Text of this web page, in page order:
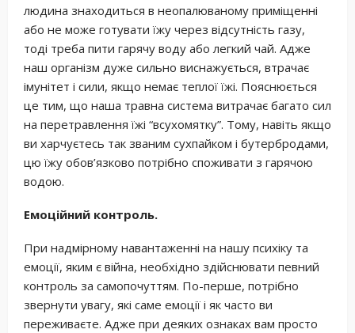
людина знаходиться в неопалюваному приміщенні
або не може готувати їжу через відсутність газу,
тоді треба пити гарячу воду або легкий чай. Адже
наш організм дуже сильно виснажується, втрачає
імунітет і сили, якщо немає теплої їжі. Пояснюється
це тим, що наша травна система витрачає багато сил
на перетравлення їжі “всухомятку”. Тому, навіть якщо
ви харчуєтесь так званим сухпайком і бутербродами,
цю їжу обов’язково потрібно споживати з гарячою
водою.
Емоційний контроль.
При надмірному навантаженні на нашу психіку та
емоції, яким є війна, необхідно здійснювати певний
контроль за самопочуттям. По-перше, потрібно
звернути увагу, які саме емоції і як часто ви
переживаєте. Адже при деяких ознаках вам просто